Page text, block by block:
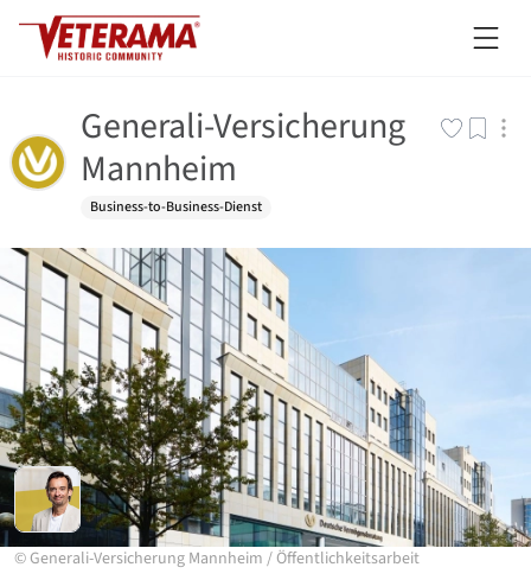
Generali-Versicherung
Mannheim
Business-to-Business-Dienst
©Generali-Versicherung Mannheim /Öffentlichkeitsarbeit